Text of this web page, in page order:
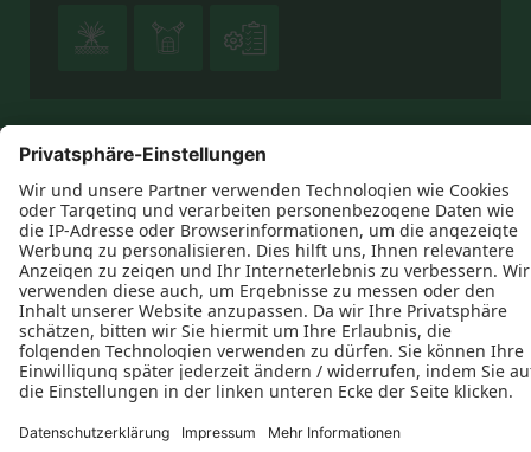
  
Datenschutz Impressum Kontakt
AGB
HENNING Die Schreinerei GmbH © 2026